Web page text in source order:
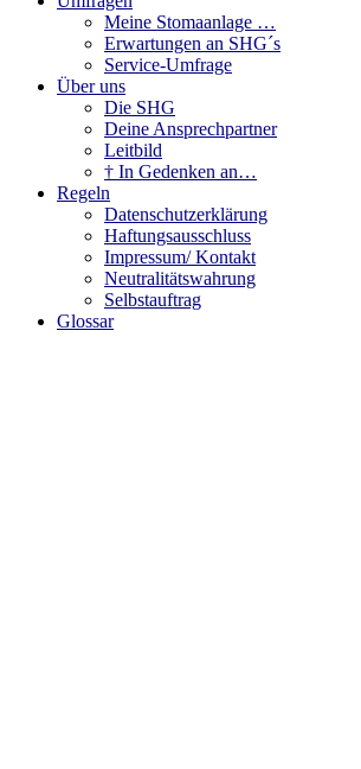
Meine Stomaanlage …
Erwartungen an SHG´s
Service-Umfrage
Über uns
Die SHG
Deine Ansprechpartner
Leitbild
† In Gedenken an…
Regeln
Datenschutzerklärung
Haftungsausschluss
Impressum/ Kontakt
Neutralitätswahrung
Selbstauftrag
Glossar